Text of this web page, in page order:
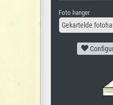
Foto hanger
Gekartelde